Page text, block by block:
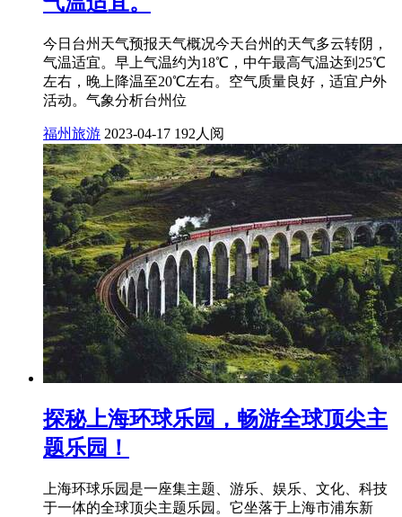
今日台州天气预报天气概况今天台州的天气多云转阴，
气温适宜。早上气温约为18℃，中午最高气温达到25℃
左右，晚上降温至20℃左右。空气质量良好，适宜户外
活动。气象分析台州位
福州旅游 2023-04-17 192人阅
探秘上海环球乐园，畅游全球顶尖主
题乐园！
上海环球乐园是一座集主题、游乐、娱乐、文化、科技
于一体的全球顶尖主题乐园。它坐落于上海市浦东新